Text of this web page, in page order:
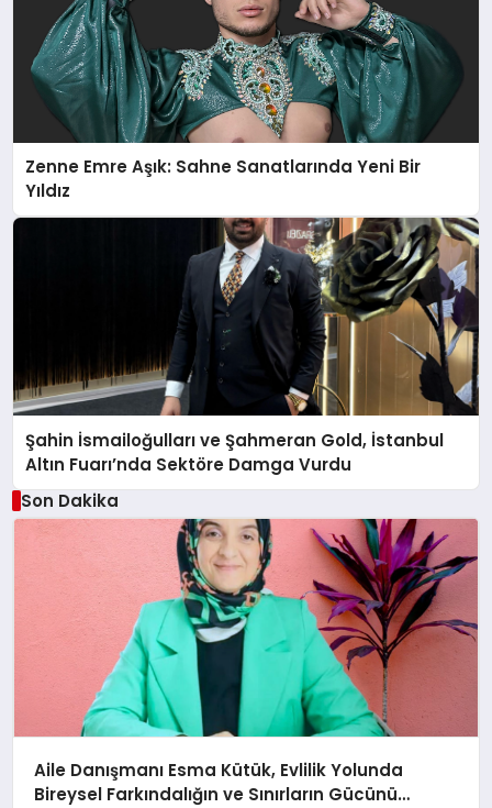
Zenne Emre Aşık: Sahne Sanatlarında Yeni Bir
Yıldız
Şahin İsmailoğulları ve Şahmeran Gold, İstanbul
Altın Fuarı’nda Sektöre Damga Vurdu
Son Dakika
Aile Danışmanı Esma Kütük, Evlilik Yolunda
Bireysel Farkındalığın ve Sınırların Gücünü